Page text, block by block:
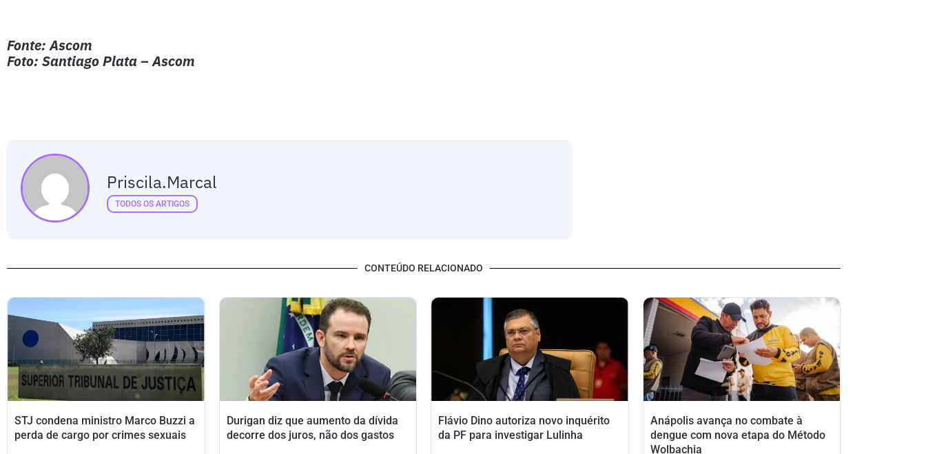
Fonte: Ascom
Foto: Santiago Plata – Ascom
Priscila.marcal
TODOS OS ARTIGOS
CONTEÚDO RELACIONADO
STJ condena ministro Marco Buzzi a
perda de cargo por crimes sexuais
Durigan diz que aumento da dívida
decorre dos juros, não dos gastos
Flávio Dino autoriza novo inquérito
da PF para investigar Lulinha
Anápolis avança no combate à
dengue com nova etapa do Método
Wolbachia